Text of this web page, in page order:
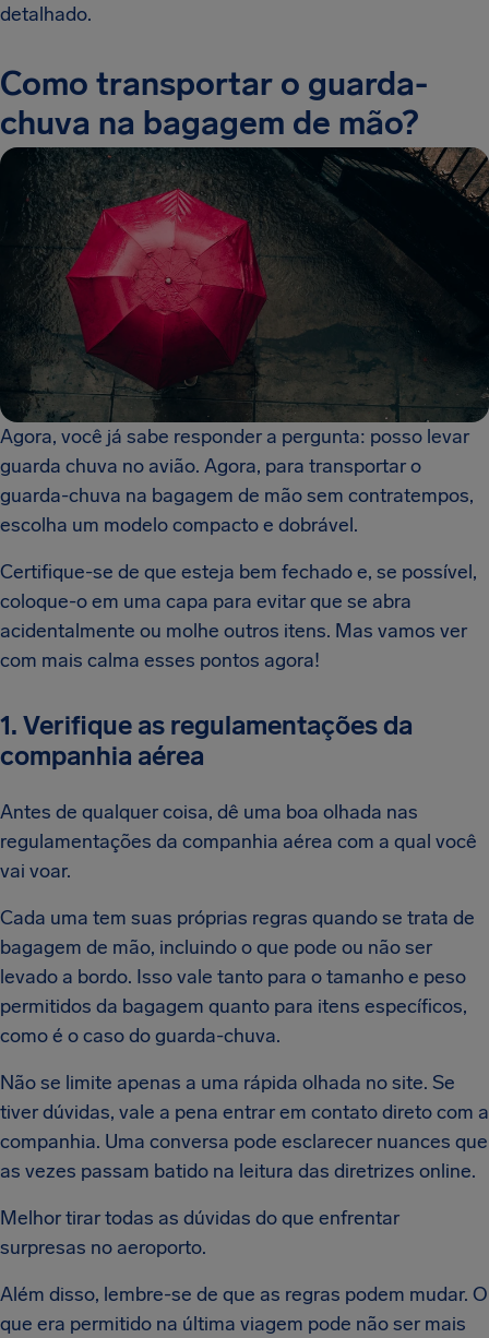
detalhado.
Como transportar o guarda-
chuva na bagagem de mão?
Agora, você já sabe responder a pergunta: posso levar
guarda chuva no avião. Agora, para transportar o
guarda-chuva na bagagem de mão sem contratempos,
escolha um modelo compacto e dobrável.
Certifique-se de que esteja bem fechado e, se possível,
coloque-o em uma capa para evitar que se abra
acidentalmente ou molhe outros itens. Mas vamos ver
com mais calma esses pontos agora!
1. Verifique as regulamentações da
companhia aérea
Antes de qualquer coisa, dê uma boa olhada nas
regulamentações da companhia aérea com a qual você
vai voar.
Cada uma tem suas próprias regras quando se trata de
bagagem de mão, incluindo o que pode ou não ser
levado a bordo. Isso vale tanto para o tamanho e peso
permitidos da bagagem quanto para itens específicos,
como é o caso do guarda-chuva.
Não se limite apenas a uma rápida olhada no site. Se
tiver dúvidas, vale a pena entrar em contato direto com a
companhia. Uma conversa pode esclarecer nuances que
as vezes passam batido na leitura das diretrizes online.
Melhor tirar todas as dúvidas do que enfrentar
surpresas no aeroporto.
Além disso, lembre-se de que as regras podem mudar. O
que era permitido na última viagem pode não ser mais